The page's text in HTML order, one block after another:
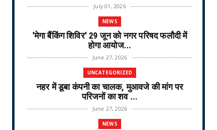
July 01, 2026
NEWS
'मेगा बैंकिंग शिविर' 29 जून को नगर परिषद फलौदी में
होगा आयोज...
June 27, 2026
UNCATEGORIZED
नहर में डूबा कंपनी का चालक, मुआवजे की मांग पर
परिजनों का शव ...
June 27, 2026
NEWS